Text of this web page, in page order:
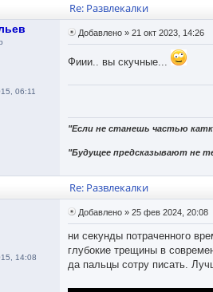
Re: Развлекалки
06:11
Добавлено » 21 окт 2023, 14:26
Фиии.. вы скучные...
"Если не станешь частью
"Будущее предсказывают не
Re: Развлекалки
14:08
Добавлено » 25 фев 2024, 20:08
ни секунды потраченного
глубокие трещины в
да пальцы сотру писать.